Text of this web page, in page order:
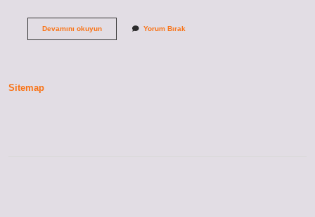
Devamını okuyunSpin
Yorum Bırak
Sitemap